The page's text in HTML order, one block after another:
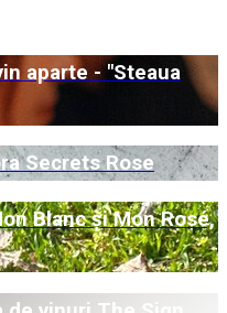
aparte - "Steaua
Secrets Rose
Blanc și Mon Rosé,